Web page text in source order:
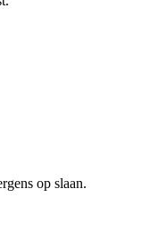
op slaan.